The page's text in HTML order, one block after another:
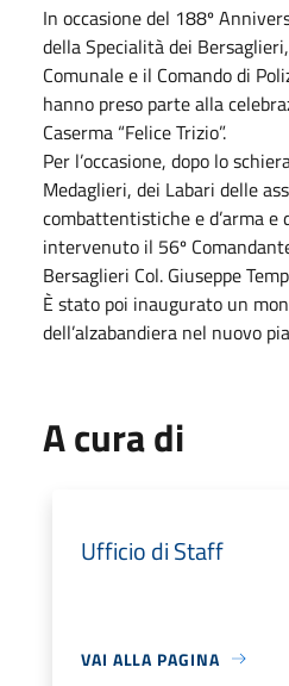
In occasione del 188º
della Specialità dei
Comunale e il Comando di
hanno preso parte alla
Caserma “Felice Trizio”.
Per l’occasione, dopo lo
Medaglieri, dei Labari delle
combattentistiche e d’arma e
intervenuto il 56º
Bersaglieri Col. Giuseppe
È stato poi inaugurato un
dell’alzabandiera nel nuovo
A cura di
Ufficio di Staff
VAI ALLA PAGINA